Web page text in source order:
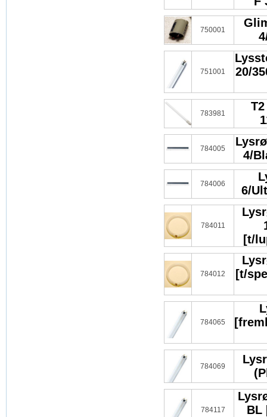
750001
751001
20/
783981
784005
4/
784006
6/
784011
[t/
784012
[t/
784065
784069
784117
BL